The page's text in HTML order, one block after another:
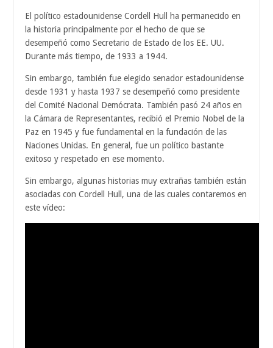
El político estadounidense Cordell Hull ha permanecido en
la historia principalmente por el hecho de que se
desempeñó como Secretario de Estado de los EE. UU.
Durante más tiempo, de 1933 a 1944.
Sin embargo, también fue elegido senador estadounidense
desde 1931 y hasta 1937 se desempeñó como presidente
del Comité Nacional Demócrata. También pasó 24 años en
la Cámara de Representantes, recibió el Premio Nobel de la
Paz en 1945 y fue fundamental en la fundación de las
Naciones Unidas. En general, fue un político bastante
exitoso y respetado en ese momento.
Sin embargo, algunas historias muy extrañas también están
asociadas con Cordell Hull, una de las cuales contaremos en
este vídeo: